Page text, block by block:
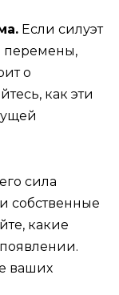
Если силуэт
перемены,
о
как эти
сила
собственные
какие
ваших